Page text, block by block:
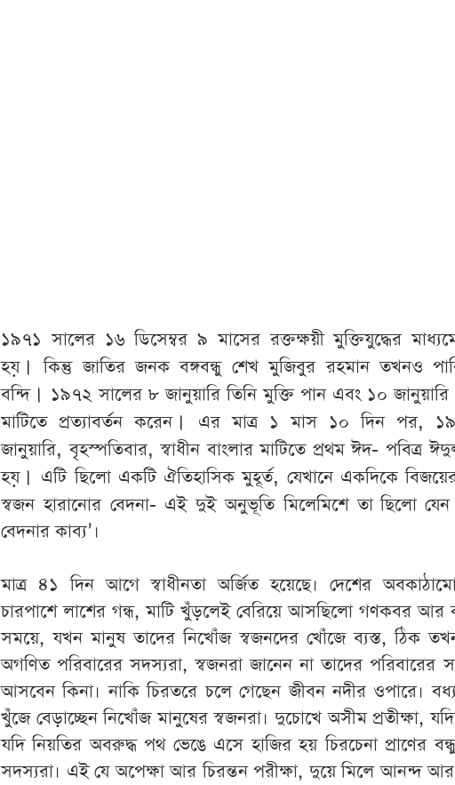
১৯৭১ সালের ১৬ ডিসেম্বর ৯ মাসের রক্তক্ষয়ী মুক্তিযুদ্ধের
হয়। কিন্তু জাতির জনক বঙ্গবন্ধু শেখ মুজিবুর রহমান তখনও
বন্দি। ১৯৭২ সালের ৮ জানুয়ারি তিনি মুক্তি পান এবং ১০ জানুয়ারি
মাটিতে প্রত্যাবর্তন করেন। এর মাত্র ১ মাস ১০ দিন পর,
জানুয়ারি,বৃহস্পতিবার,স্বাধীন বাংলার মাটিতে প্রথম ঈদ- পবিত্র
হয়। এটি ছিলো একটি ঐতিহাসিক মুহূর্ত, যেখানে একদিকে
স্বজন হারানোর বেদনা- এই দুই অনুভূতি মিলেমিশে তা ছিলো
বেদনার কাব্য’।
মাত্র ৪১ দিন আগে স্বাধীনতা অর্জিত হয়েছে। দেশের
চারপাশে লাশের গন্ধ,মাটি খুঁড়লেই বেরিয়ে আসছিলো গণকবর আর
সময়ে,যখন মানুষ তাদের নিখোঁজ স্বজনদের খোঁজে ব্যস্ত,ঠিক
অগণিত পরিবারের সদস্যরা,স্বজনরা জানেন না তাদের পরিবারের
আসবেন কিনা। নাকি চিরতরে চলে গেছেন জীবন নদীর ওপারে।
খুঁজে বেড়াচ্ছেন নিখোঁজ মানুষের স্বজনরা। দুচোখে অসীম প্রতীক্ষা,যদি
যদি নিয়তির অবরুদ্ধ পথ ভেঙে এসে হাজির হয় চিরচেনা প্রাণের বন্ধু
সদস্যরা। এই যে অপেক্ষা আর চিরন্তন পরীক্ষা, দুয়ে মিলে আনন্দ আর